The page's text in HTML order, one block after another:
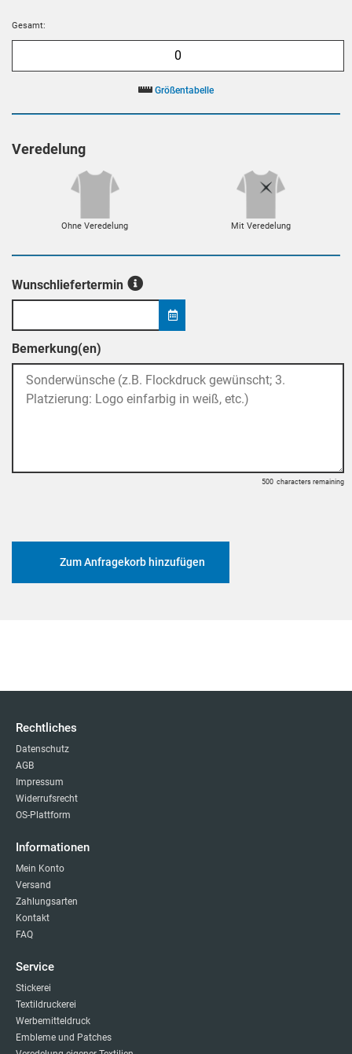
Gesamt:
Größentabelle
Veredelung
Ohne Veredelung Mit Veredelung
Wunschliefertermin
Bemerkung(en)
500 characters remaining
Zum Anfragekorb hinzufügen
Rechtliches
Datenschutz
AGB
Impressum
Widerrufsrecht
OS-Plattform
Informationen
Mein Konto
Versand
Zahlungsarten
Kontakt
FAQ
Service
Stickerei
Textildruckerei
Werbemitteldruck
Embleme und Patches